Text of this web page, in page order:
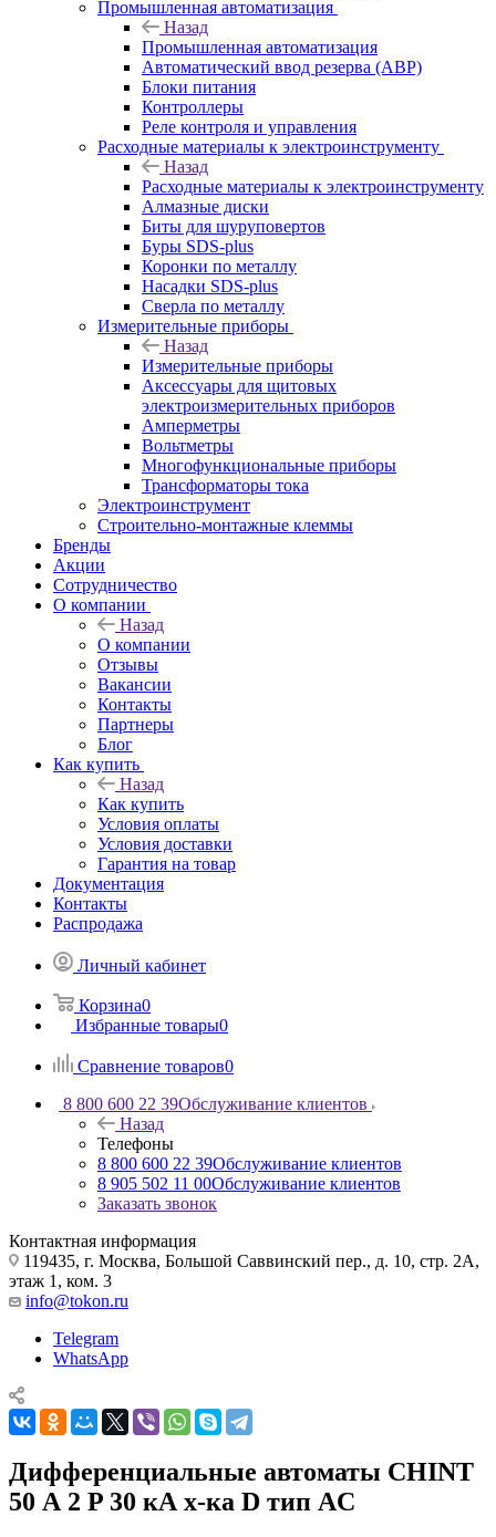
Промышленная автоматизация
Назад
Промышленная автоматизация
Автоматический ввод резерва (АВР)
Блоки питания
Контроллеры
Реле контроля и управления
Расходные материалы к электроинструменту
Назад
Расходные материалы к электроинструменту
Алмазные диски
Биты для шуруповертов
Буры SDS-plus
Коронки по металлу
Насадки SDS-plus
Сверла по металлу
Измерительные приборы
Назад
Измерительные приборы
Аксессуары для щитовых
электроизмерительных приборов
Амперметры
Вольтметры
Многофункциональные приборы
Трансформаторы тока
Электроинструмент
Строительно-монтажные клеммы
Бренды
Акции
Сотрудничество
О компании
Назад
О компании
Отзывы
Вакансии
Контакты
Партнеры
Блог
Как купить
Назад
Как купить
Условия оплаты
Условия доставки
Гарантия на товар
Документация
Контакты
Распродажа
Личный кабинет
Корзина0
Избранные товары0
Сравнение товаров0
8 800 600 22 39Обслуживание клиентов
Назад
Телефоны
8 800 600 22 39Обслуживание клиентов
8 905 502 11 00Обслуживание клиентов
Заказать звонок
Контактная информация
119435, г. Москва, Большой Саввинский пер., д. 10, стр. 2А,
этаж 1, ком. 3
info@tokon.ru
Telegram
WhatsApp
Дифференциальные автоматы CHINT
50 А 2 P 30 кА х-ка D тип AC